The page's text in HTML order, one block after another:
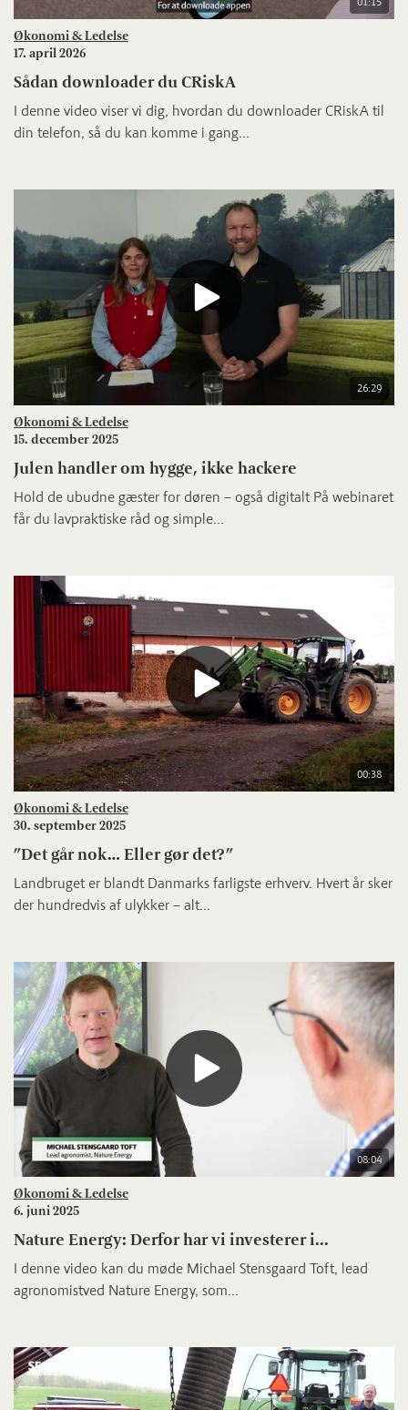
Økonomi & Ledelse
17. april 2026
Sådan downloader du CRiskA
I denne video viser vi dig, hvordan du downloader CRiskA til
din telefon, så du kan komme i gang...
26:29
Økonomi & Ledelse
15. december 2025
Julen handler om hygge, ikke hackere
Hold de ubudne gæster for døren – også digitalt På webinaret
får du lavpraktiske råd og simple...
00:38
Økonomi & Ledelse
30. september 2025
”Det går nok… Eller gør det?”
Landbruget er blandt Danmarks farligste erhverv. Hvert år sker
der hundredvis af ulykker – alt...
08:04
Økonomi & Ledelse
6. juni 2025
Nature Energy: Derfor har vi investerer i...
I denne video kan du møde Michael Stensgaard Toft, lead
agronomistved Nature Energy, som...